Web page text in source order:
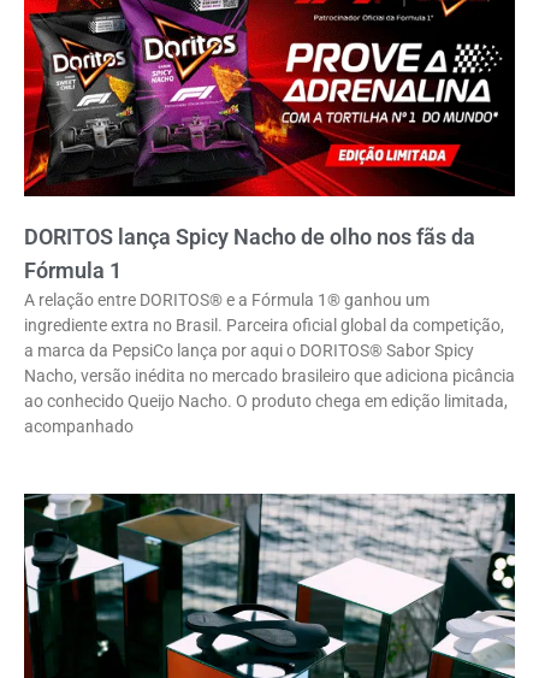
DORITOS lança Spicy Nacho de olho nos fãs da
Fórmula 1
A relação entre DORITOS® e a Fórmula 1® ganhou um
ingrediente extra no Brasil. Parceira oficial global da competição,
a marca da PepsiCo lança por aqui o DORITOS® Sabor Spicy
Nacho, versão inédita no mercado brasileiro que adiciona picância
ao conhecido Queijo Nacho. O produto chega em edição limitada,
acompanhado